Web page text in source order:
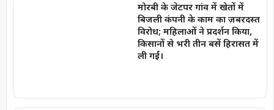
मोरबी के जेटपर गांव में खेतों में
बिजली कंपनी के काम का ज़बरदस्त
विरोध; महिलाओं ने प्रदर्शन किया,
किसानों से भरी तीन बसें हिरासत में
ली गईं।